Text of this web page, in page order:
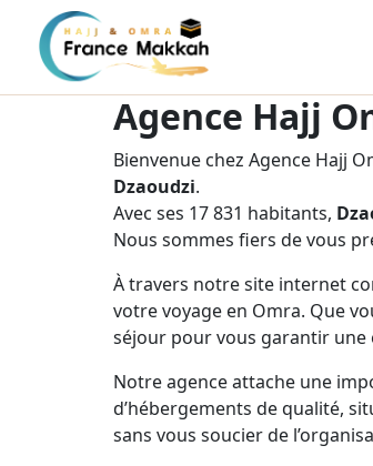
Agence Hajj
Bienvenue chez Agence Hajj
Dzaoudzi.
Avec ses 17 831 habitants,
Nous sommes fiers de vous
À travers notre site internet
votre voyage en Omra. Que
séjour pour vous garantir une
Notre agence attache une
d’hébergements de qualité,
sans vous soucier de